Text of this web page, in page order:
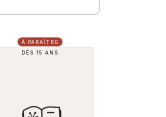
À PARAÎTRE
DÈS 15 ANS